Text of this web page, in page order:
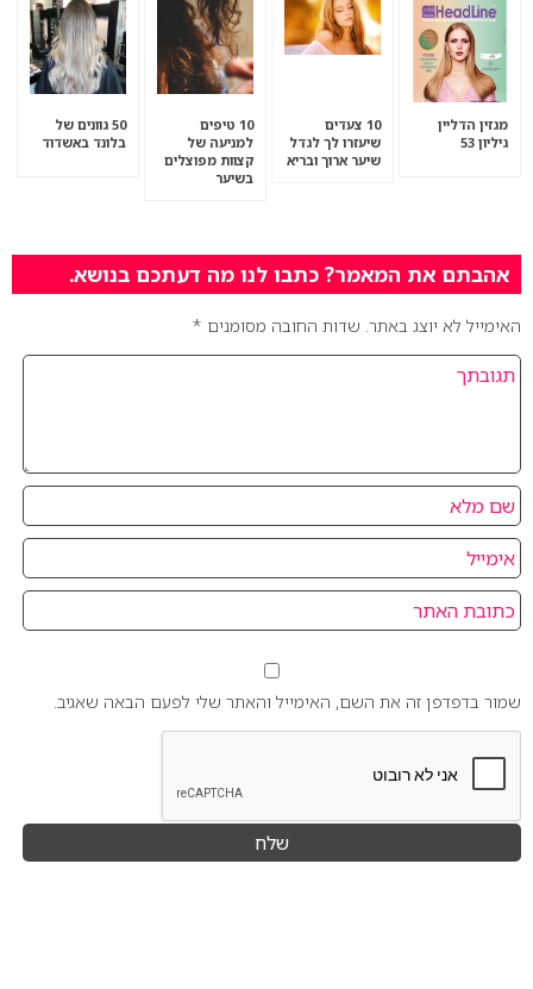
מגזין הדליין
גיליון 53
10 צעדים
שיעזרו לך לגדל
שיער ארוך ובריא
10 טיפים
למניעה של
קצוות מפוצלים
בשיער
50 גוונים של
בלונד באשדוד
אהבתם את המאמר? כתבו לנו מה דעתכם בנושא.
האימייל לא יוצג באתר. שדות החובה מסומנים *
שמור בדפדפן זה את השם, האימייל והאתר שלי לפעם הבאה שאגיב.